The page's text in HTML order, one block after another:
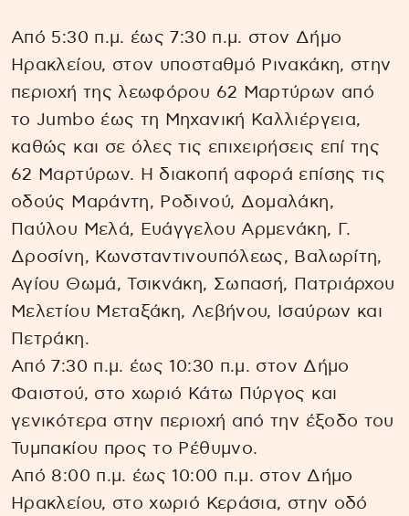
Από 5:30 π.μ. έως 7:30 π.μ. στον Δήμο
Ηρακλείου, στον υποσταθμό Ρινακάκη, στην
περιοχή της λεωφόρου 62 Μαρτύρων από
το Jumbo έως τη Μηχανική Καλλιέργεια,
καθώς και σε όλες τις επιχειρήσεις επί της
62 Μαρτύρων. Η διακοπή αφορά επίσης τις
οδούς Μαράντη, Ροδινού, Δομαλάκη,
Παύλου Μελά, Ευάγγελου Αρμενάκη, Γ.
Δροσίνη, Κωνσταντινουπόλεως, Βαλωρίτη,
Αγίου Θωμά, Τσικνάκη, Σωπασή, Πατριάρχου
Μελετίου Μεταξάκη, Λεβήνου, Ισαύρων και
Πετράκη.
Από 7:30 π.μ. έως 10:30 π.μ. στον Δήμο
Φαιστού, στο χωριό Κάτω Πύργος και
γενικότερα στην περιοχή από την έξοδο του
Τυμπακίου προς το Ρέθυμνο.
Από 8:00 π.μ. έως 10:00 π.μ. στον Δήμο
Ηρακλείου, στο χωριό Κεράσια, στην οδό